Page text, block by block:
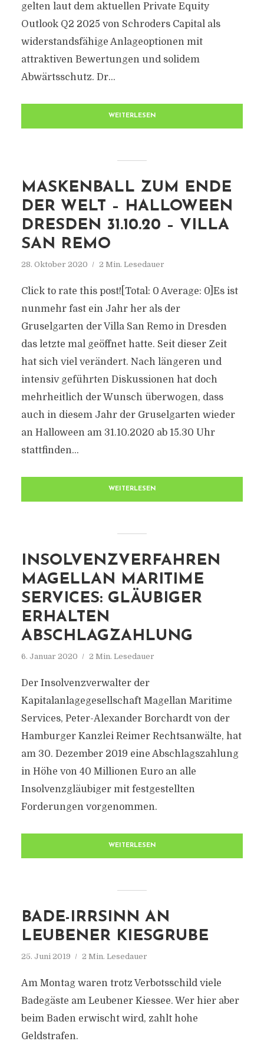
gelten laut dem aktuellen Private Equity
Outlook Q2 2025 von Schroders Capital als
widerstandsfähige Anlageoptionen mit
attraktiven Bewertungen und solidem
Abwärtsschutz. Dr...
WEITERLESEN
MASKENBALL ZUM ENDE
DER WELT – HALLOWEEN
DRESDEN 31.10.20 – VILLA
SAN REMO
28. Oktober 2020 2 Min. Lesedauer
Click to rate this post![Total: 0 Average: 0]Es ist
nunmehr fast ein Jahr her als der
Gruselgarten der Villa San Remo in Dresden
das letzte mal geöffnet hatte. Seit dieser Zeit
hat sich viel verändert. Nach längeren und
intensiv geführten Diskussionen hat doch
mehrheitlich der Wunsch überwogen, dass
auch in diesem Jahr der Gruselgarten wieder
an Halloween am 31.10.2020 ab 15.30 Uhr
stattfinden...
WEITERLESEN
INSOLVENZVERFAHREN
MAGELLAN MARITIME
SERVICES: GLÄUBIGER
ERHALTEN
ABSCHLAGZAHLUNG
6. Januar 2020 2 Min. Lesedauer
Der Insolvenzverwalter der
Kapitalanlagegesellschaft Magellan Maritime
Services, Peter-Alexander Borchardt von der
Hamburger Kanzlei Reimer Rechtsanwälte, hat
am 30. Dezember 2019 eine Abschlagszahlung
in Höhe von 40 Millionen Euro an alle
Insolvenzgläubiger mit festgestellten
Forderungen vorgenommen.
WEITERLESEN
BADE-IRRSINN AN
LEUBENER KIESGRUBE
25. Juni 2019 2 Min. Lesedauer
Am Montag waren trotz Verbotsschild viele
Badegäste am Leubener Kiessee. Wer hier aber
beim Baden erwischt wird, zahlt hohe
Geldstrafen.